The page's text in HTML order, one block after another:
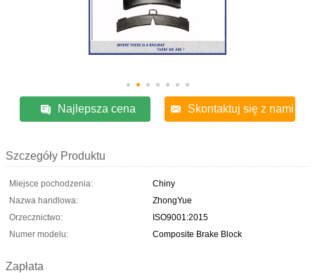
Najlepsza cena Skontaktuj się z nami
Szczegóły Produktu
Miejsce pochodzenia:
Chiny
Nazwa handlowa:
ZhongYue
Orzecznictwo:
ISO9001:2015
Numer modelu:
Composite Brake Block
Zapłata